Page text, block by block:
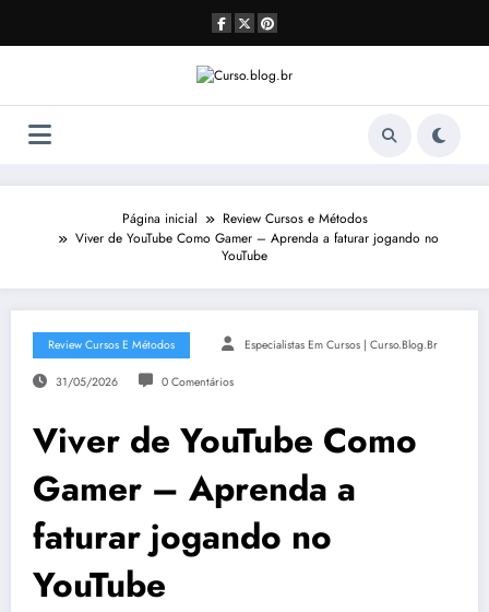
o
Página inicial
Review Cursos e Métodos
Viver de YouTube Como Gamer – Aprenda a faturar jogando no
YouTube
Review Cursos E Métodos Especialistas Em Cursos | Curso.blog.br
31/05/2026 0 Comentários
Viver de YouTube Como
Gamer – Aprenda a
faturar jogando no
YouTube